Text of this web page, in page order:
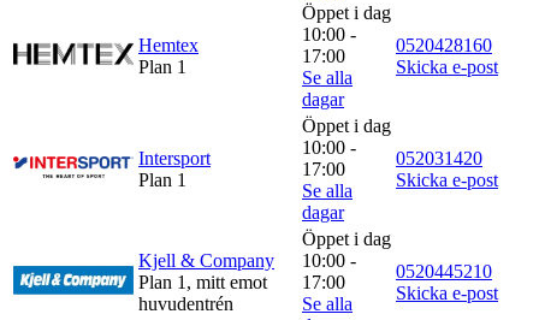
Hemtex
Plan 1
Öppet i dag
10:00 -
17:00
Se alla
dagar
0520428160
Skicka e-post
Intersport
Plan 1
Öppet i dag
10:00 -
17:00
Se alla
dagar
052031420
Skicka e-post
Kjell & Company
Plan 1, mitt emot
huvudentrén
Öppet i dag
10:00 -
17:00
Se alla
0520445210
Skicka e-post